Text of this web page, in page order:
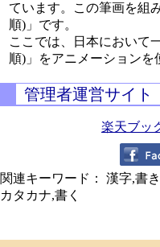
ています。この筆画を組
順)」です。
ここでは、日本において
順)」をアニメーションを
管理者運営サイト
楽天ブッ
関連キーワード： 漢字,書
カタカナ,書く